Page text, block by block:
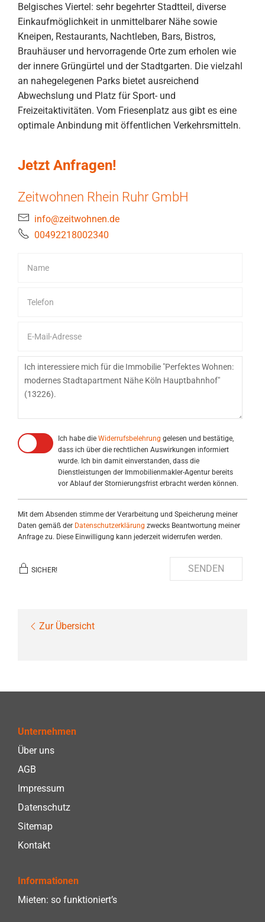
Belgisches Viertel: sehr begehrter Stadtteil, diverse
Einkaufmöglichkeit in unmittelbarer Nähe sowie
Kneipen, Restaurants, Nachtleben, Bars, Bistros,
Brauhäuser und hervorragende Orte zum erholen wie
der innere Grüngürtel und der Stadtgarten. Die vielzahl
an nahegelegenen Parks bietet ausreichend
Abwechslung und Platz für Sport- und
Freizeitaktivitäten. Vom Friesenplatz aus gibt es eine
optimale Anbindung mit öffentlichen Verkehrsmitteln.
Jetzt Anfragen!
Zeitwohnen Rhein Ruhr GmbH
info@zeitwohnen.de
00492218002340
Ich habe die Widerrufsbelehrung gelesen und bestätige,
dass ich über die rechtlichen Auswirkungen informiert
wurde. Ich bin damit einverstanden, dass die
Dienstleistungen der Immobilienmakler-Agentur bereits
vor Ablauf der Stornierungsfrist erbracht werden können.
Mit dem Absenden stimme der Verarbeitung und Speicherung meiner
Daten gemäß der Datenschutzerklärung zwecks Beantwortung meiner
Anfrage zu. Diese Einwilligung kann jederzeit widerrufen werden.
SICHER! SENDEN
Zur Übersicht
Unternehmen
Über uns
AGB
Impressum
Datenschutz
Sitemap
Kontakt
Informationen
Mieten: so funktioniert’s